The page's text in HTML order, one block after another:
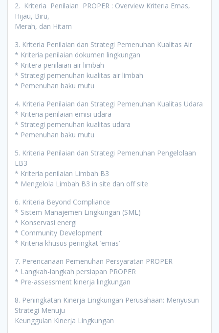
2. Kriteria Penilaian PROPER : Overview Kriteria Emas,
Hijau, Biru,
Merah, dan Hitam
3. Kriteria Penilaian dan Strategi Pemenuhan Kualitas Air
* Kriteria penilaian dokumen lingkungan
* Kritera penilaian air limbah
* Strategi pemenuhan kualitas air limbah
* Pemenuhan baku mutu
4. Kriteria Penilaian dan Strategi Pemenuhan Kualitas Udara
* Kriteria penilaian emisi udara
* Strategi pemenuhan kualitas udara
* Pemenuhan baku mutu
5. Kriteria Penilaian dan Strategi Pemenuhan Pengelolaan
LB3
* Kriteria penilaian Limbah B3
* Mengelola Limbah B3 in site dan off site
6. Kriteria Beyond Compliance
* Sistem Manajemen Lingkungan (SML)
* Konservasi energi
* Community Development
* Kriteria khusus peringkat ’emas’
7. Perencanaan Pemenuhan Persyaratan PROPER
* Langkah-langkah persiapan PROPER
* Pre-assessment kinerja lingkungan
8. Peningkatan Kinerja Lingkungan Perusahaan: Menyusun
Strategi Menuju
Keunggulan Kinerja Lingkungan